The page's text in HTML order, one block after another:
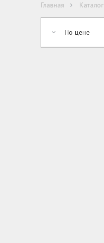
Главная Каталог
По цене